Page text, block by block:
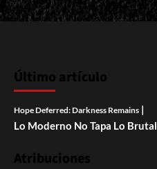
Último artículo
Hope Deferred: Darkness Remains |
Lo Moderno No Tapa Lo Brutal
Atribuciones